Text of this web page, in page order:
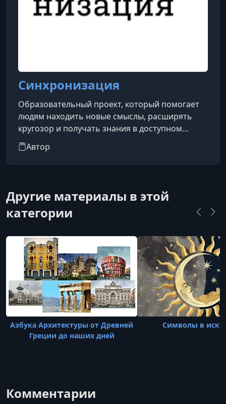
Синхронизация
Образовательный проект, который помогает
людям находить новые смыслы, расширять
кругозор и получать знания в доступном
формате.
Автор
Другие материалы в этой
категории
Азбука Архитектуры от Древней
Греции до наших дней
Символы в
Комментарии